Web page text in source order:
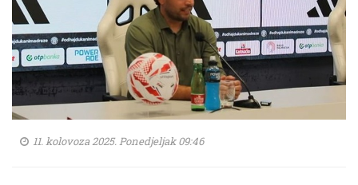
11. kolovoza 2025. Ponedjeljak 09:46